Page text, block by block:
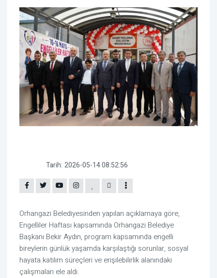
Tarih: 2026-05-14 08:52:56
Orhangazi Belediyesinden yapılan açıklamaya göre,
Engelliler Haftası kapsamında Orhangazi Belediye
Başkanı Bekir Aydın, program kapsamında engelli
bireylerin günlük yaşamda karşılaştığı sorunlar, sosyal
hayata katılım süreçleri ve erişilebilirlik alanındaki
çalışmaları ele aldı.